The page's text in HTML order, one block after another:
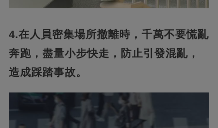
4.在人員密集場所撤離時，千萬不要慌亂
奔跑，盡量小步快走，防止引發混亂，
造成踩踏事故。